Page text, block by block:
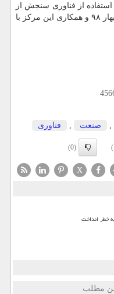
از فناوری سنجش از
دور در مناطق سیل زده اخیر كشور در بهار ۹۸ و همكاری این مركز با
, صنعت , فناوری
(0)
X
خطر انداخت
مطلب